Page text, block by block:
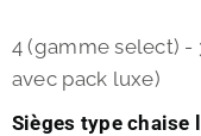
4 (gamme select) -
avec pack luxe)
Sièges type chaise